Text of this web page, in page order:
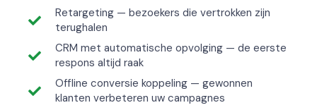
Retargeting — bezoekers die vertrokken zijn
terughalen
CRM met automatische opvolging — de eerste
respons altijd raak
Offline conversie koppeling — gewonnen
klanten verbeteren uw campagnes